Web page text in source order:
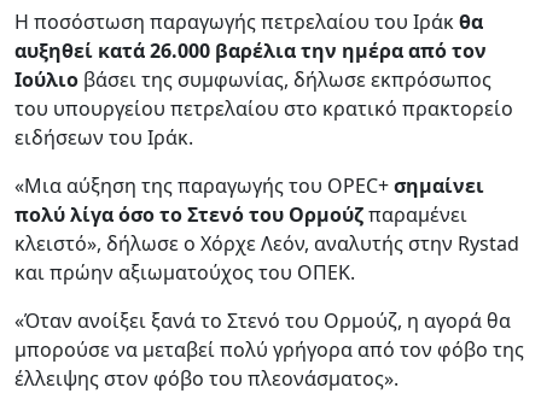
Η ποσόστωση παραγωγής πετρελαίου του Ιράκθα
αυξηθεί κατά 26.000 βαρέλια την ημέρα από τον
Ιούλιο βάσει της συμφωνίας, δήλωσε εκπρόσωπος
του υπουργείου πετρελαίου στο κρατικό πρακτορείο
ειδήσεων του Ιράκ.
«Μια αύξηση της παραγωγής του OPEC+σημαίνει
πολύ λίγα όσο το Στενό του Ορμούζπαραμένει
κλειστό», δήλωσε ο Χόρχε Λεόν, αναλυτής στην Rystad
και πρώην αξιωματούχος του ΟΠΕΚ.
«Όταν ανοίξει ξανά το Στενό του Ορμούζ, η αγορά θα
μπορούσε να μεταβεί πολύ γρήγορα από τον φόβο της
έλλειψης στον φόβο του πλεονάσματος».